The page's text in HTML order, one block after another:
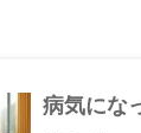
病気にな